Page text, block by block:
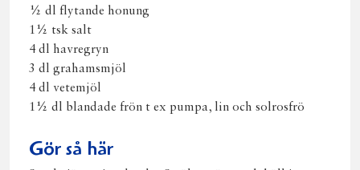
½ dl flytande honung
1½ tsk salt
4 dl havregryn
3 dl grahamsmjöl
4 dl vetemjöl
1½ dl blandade frön t ex pumpa, lin och solrosfrö
Gör så här